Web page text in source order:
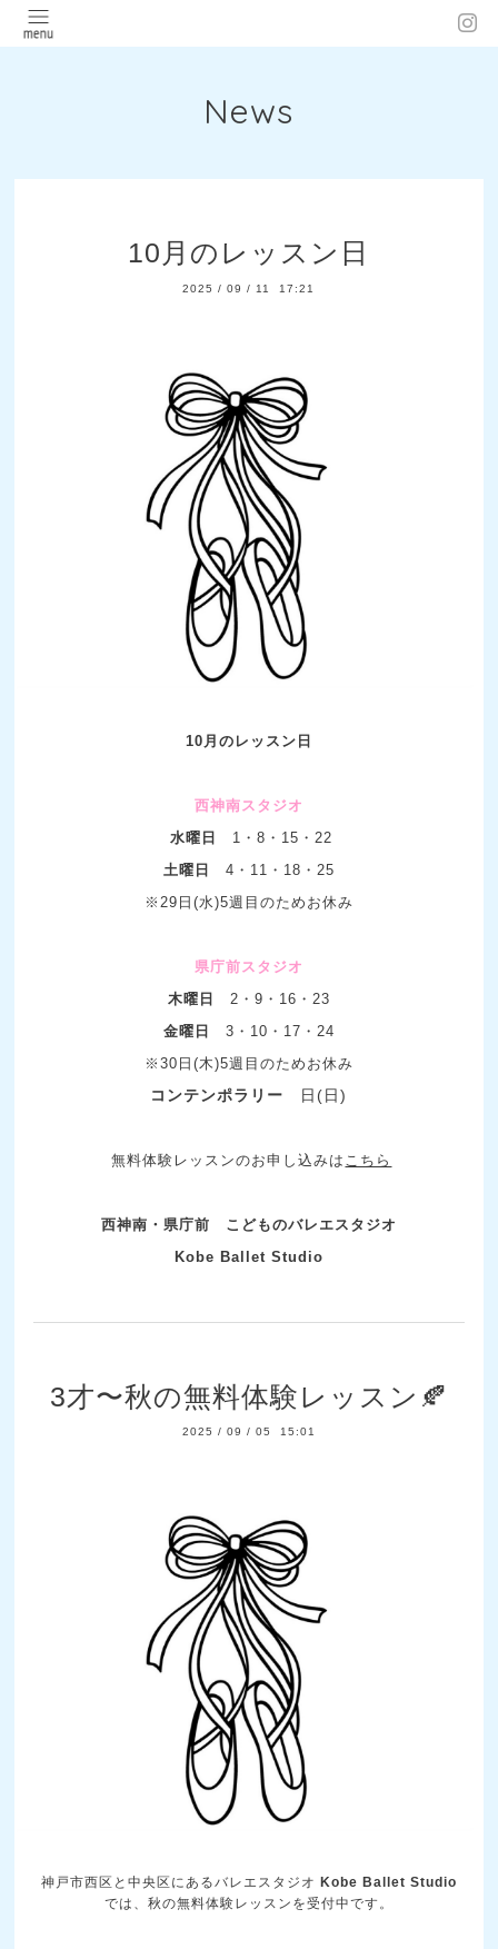
News
10月のレッスン日
2025 /09 / 11 17:21
10月のレッスン日
西神南スタジオ
水曜日
1・8・15・22
土曜日
4・11 ・18・25
※29日(水)5週目のためお休み
県庁前スタジオ
木曜日
2・9・16・23
金曜日
3・10・17・24
※30日(木)5週目のためお休み
コンテンポラリー 日(日)
無料体験レッスンのお申し込みは こちら
西神南・県庁前 こどものバレエスタジオ
Kobe Ballet Studio
3才〜秋の無料体験レッスン🍂
2025 / 09 / 05 15:01
神戸市西区と中央区にあるバレエスタジオ Kobe Ballet Studio
では、秋の無料体験レッスンを受付中です。